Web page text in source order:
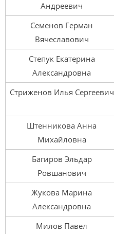
Андреевич
Семенов Герман
Вячеславович
Степук Екатерина
Александровна
Стриженов Илья Сергеевич
Штенникова Анна
Михайловна
Багиров Эльдар
Ровшанович
Жукова Марина
Александровна
Милов Павел